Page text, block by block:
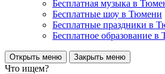
Бесплатная музыка в
Бесплатные шоу в Тюмени
Бесплатные праздники в
Бесплатное образование
Открыть меню Закрыть меню
Что ищем?